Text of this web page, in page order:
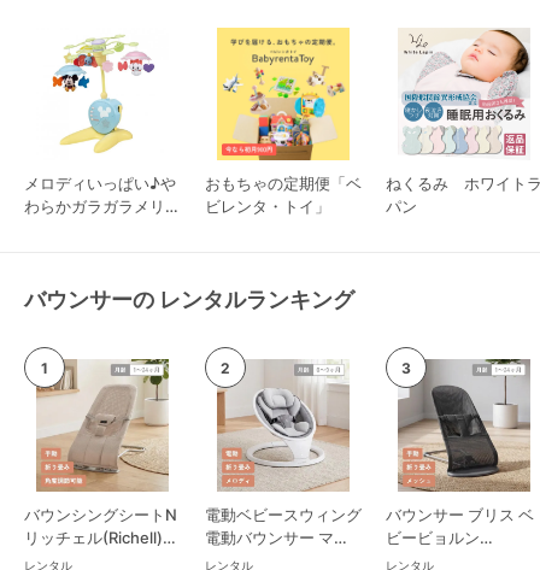
メロディいっぱい♪や
わらかガラガラメリー
おもちゃの定期便「ベ
ビレンタ・トイ」
ねくるみ ホワイト
パン
バウンサーの レンタルランキング
バウンシングシートN
リッチェル(Richell)
バウンサー・ベビーシ
レンタル
電動ベビースウィング
電動バウンサー マン
チキン(munchkin)
レンタル
バウンサー ブリス ベ
ビービョルン
(BabyBjorn) バウンサ
レンタル